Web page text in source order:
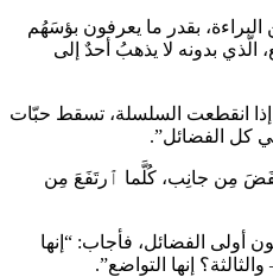
بقدر ما يعرفون بؤسَهُم
الّذي بدونه لا يذهبُ أحدٌ إلى
انقطعت السلسلة، تسقط حبّات
كل الفضائل”.
مِن جانِب، كُلَّما ٱرتَفَعَ مِن
الفضائل، فأجاب: “إنها
إنها التواضع”.